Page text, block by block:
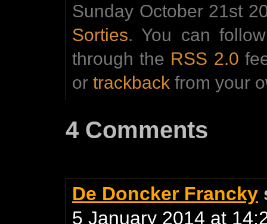
Sunday October 21st
Sorties. You can
through the RSS 2.0
or trackback from your
4 Comments
De Doncker Francky
5 January 2014 at